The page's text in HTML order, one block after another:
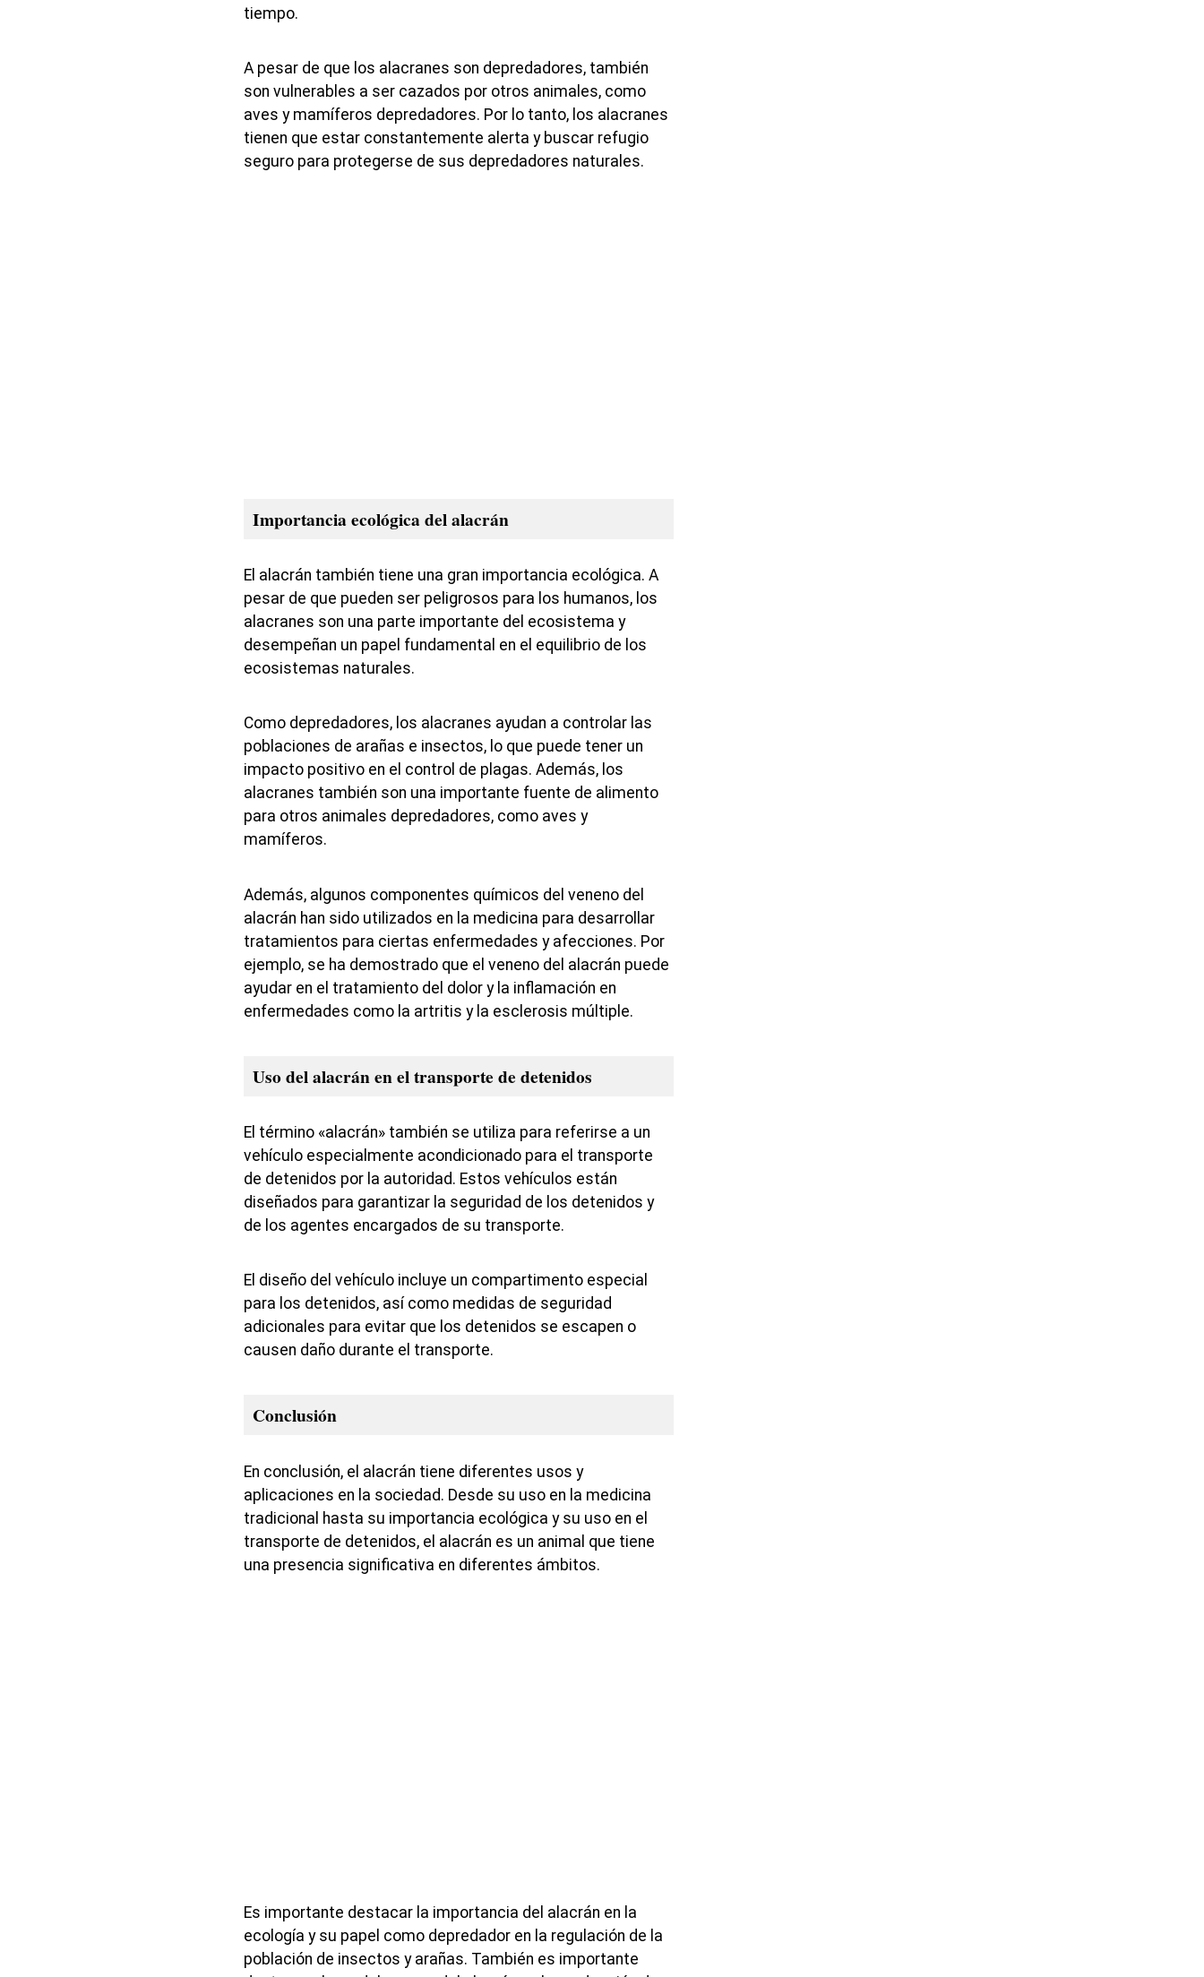
tiempo.
A pesar de que los alacranes son depredadores, también
son vulnerables a ser cazados por otros animales, como
aves y mamíferos depredadores. Por lo tanto, los alacranes
tienen que estar constantemente alerta y buscar refugio
seguro para protegerse de sus depredadores naturales.
Importancia ecológica del alacrán
El alacrán también tiene una gran importancia ecológica. A
pesar de que pueden ser peligrosos para los humanos, los
alacranes son una parte importante del ecosistema y
desempeñan un papel fundamental en el equilibrio de los
ecosistemas naturales.
Como depredadores, los alacranes ayudan a controlar las
poblaciones de arañas e insectos, lo que puede tener un
impacto positivo en el control de plagas. Además, los
alacranes también son una importante fuente de alimento
para otros animales depredadores, como aves y
mamíferos.
Además, algunos componentes químicos del veneno del
alacrán han sido utilizados en la medicina para desarrollar
tratamientos para ciertas enfermedades y afecciones. Por
ejemplo, se ha demostrado que el veneno del alacrán puede
ayudar en el tratamiento del dolor y la inflamación en
enfermedades como la artritis y la esclerosis múltiple.
Uso del alacrán en el transporte de detenidos
El término «alacrán» también se utiliza para referirse a un
vehículo especialmente acondicionado para el transporte
de detenidos por la autoridad. Estos vehículos están
diseñados para garantizar la seguridad de los detenidos y
de los agentes encargados de su transporte.
El diseño del vehículo incluye un compartimento especial
para los detenidos, así como medidas de seguridad
adicionales para evitar que los detenidos se escapen o
causen daño durante el transporte.
Conclusión
En conclusión, el alacrán tiene diferentes usos y
aplicaciones en la sociedad. Desde su uso en la medicina
tradicional hasta su importancia ecológica y su uso en el
transporte de detenidos, el alacrán es un animal que tiene
una presencia significativa en diferentes ámbitos.
Es importante destacar la importancia del alacrán en la
ecología y su papel como depredador en la regulación de la
población de insectos y arañas. También es importante